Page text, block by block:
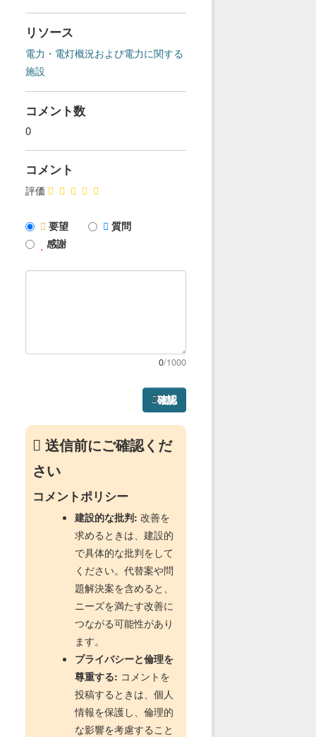
リソース
電力・電灯概況および電力に関する
施設
コメント数
0
コメント
評価
要望
質問
感謝
0/1000
確認
送信前にご確認くだ
さい
コメントポリシー
建設的な批判: 改善を
求めるときは、建設的
で具体的な批判をして
ください。代替案や問
題解決案を含めると、
ニーズを満たす改善に
つながる可能性があり
ます。
プライバシーと倫理を
尊重する: コメントを
投稿するときは、個人
情報を保護し、倫理的
な影響を考慮すること